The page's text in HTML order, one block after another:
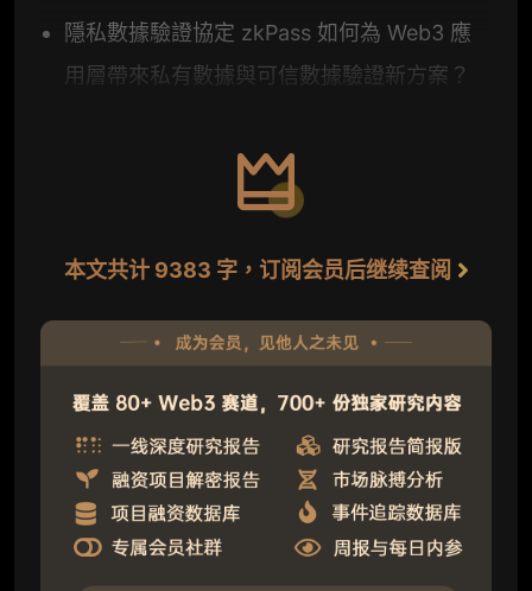
隱私數據驗證協定 zkPass 如何為 Web3 應
用層帶來私有數據與可信數據驗證新方案？
本文共计 9383 字，订阅会员后继续查阅